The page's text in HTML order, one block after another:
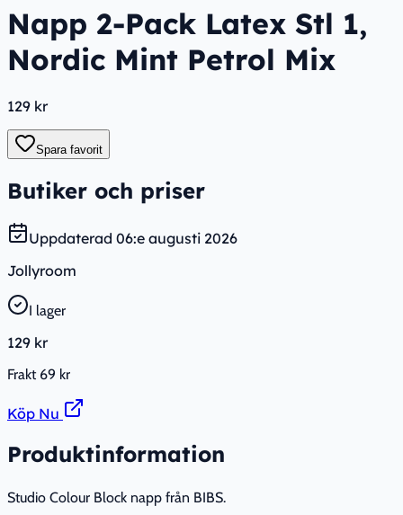
Napp 2-Pack Latex Stl 1,
Nordic Mint Petrol Mix
129 kr
Spara favorit
Butiker och priser
Uppdaterad 06:e augusti 2026
Jollyroom
I lager
129 kr
Frakt 69 kr
Köp Nu
Produktinformation
Studio Colour Block napp från BIBS.